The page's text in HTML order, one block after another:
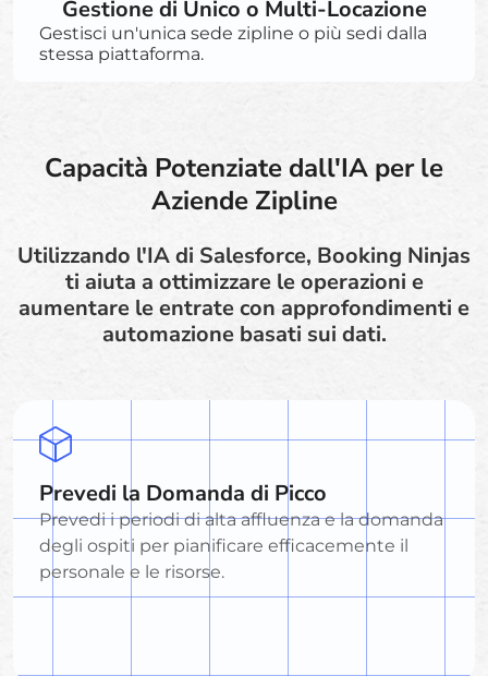
Gestione di Unico o Multi-Locazione
Gestisci un'unica sede zipline o più sedi dalla
stessa piattaforma.
Capacità Potenziate dall'IA per le
Aziende Zipline
Utilizzando l'IA di Salesforce, Booking Ninjas
ti aiuta a ottimizzare le operazioni e
aumentare le entrate con approfondimenti e
automazione basati sui dati.
Prevedi la Domanda di Picco
Prevedi i periodi di alta affluenza e la domanda
degli ospiti per pianificare efficacemente il
personale e le risorse.